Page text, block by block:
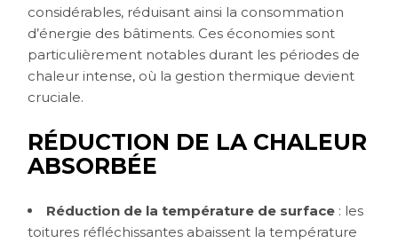
considérables, réduisant ainsi la consommation
d’énergie des bâtiments. Ces économies sont
particulièrement notables durant les périodes de
chaleur intense, où la gestion thermique devient
cruciale.
RÉDUCTION DE LA CHALEUR
ABSORBÉE
Réduction de la température de surface : les
toitures réfléchissantes abaissent la température